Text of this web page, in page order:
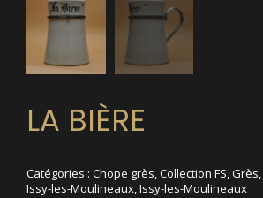
LA BIÈRE
Catégories : Chope grès,Collection FS,Grès,
Issy-les-Moulineaux,Issy-les-Moulineaux